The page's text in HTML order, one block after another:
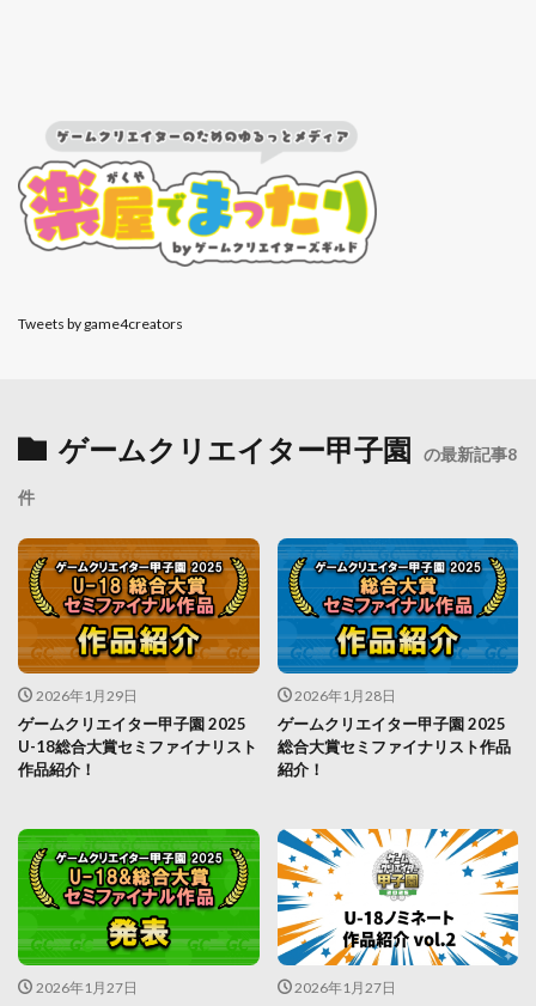
Tweets by game4creators
ゲームクリエイター甲子園 の最新記事8
件
2026年1月29日
ゲームクリエイター甲子園 2025
U-18総合大賞セミファイナリスト
作品紹介！
2026年1月28日
ゲームクリエイター甲子園 2025
総合大賞セミファイナリスト作品
紹介！
2026年1月27日 2026年1月27日